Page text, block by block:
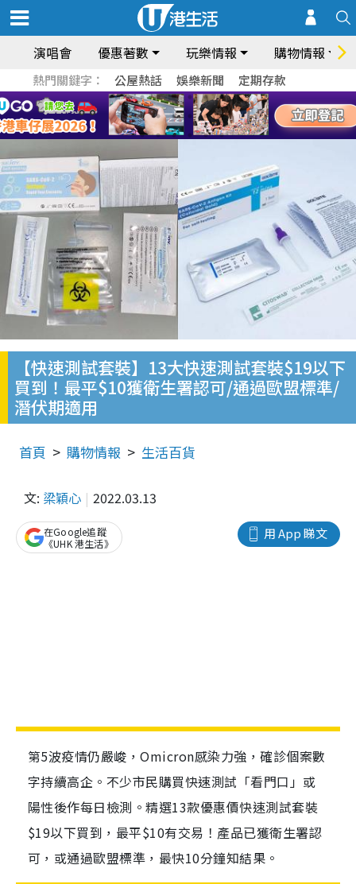
演唱會 優惠著數 玩樂情報 購物情報
熱門關鍵字： 公屋熱話 娛樂新聞 定期存款
【快速測試套裝】13大快速測試套裝$19以下
買到！最平$10獲衛生署認可/通過歐盟標準/
潛伏期適用
首頁 購物情報 生活百貨
文: 梁穎心 2022.03.13
用 App 睇文
在Google追蹤
《UHK 港生活》
第5波疫情仍嚴峻，Omicron感染力強，確診個案數
字持續高企。不少市民購買快速測試「看門口」或
陽性後作每日檢測。精選13款優惠價快速測試套裝
$19以下買到，最平$10有交易！產品已獲衛生署認
可，或通過歐盟標準，最快10分鐘知結果。